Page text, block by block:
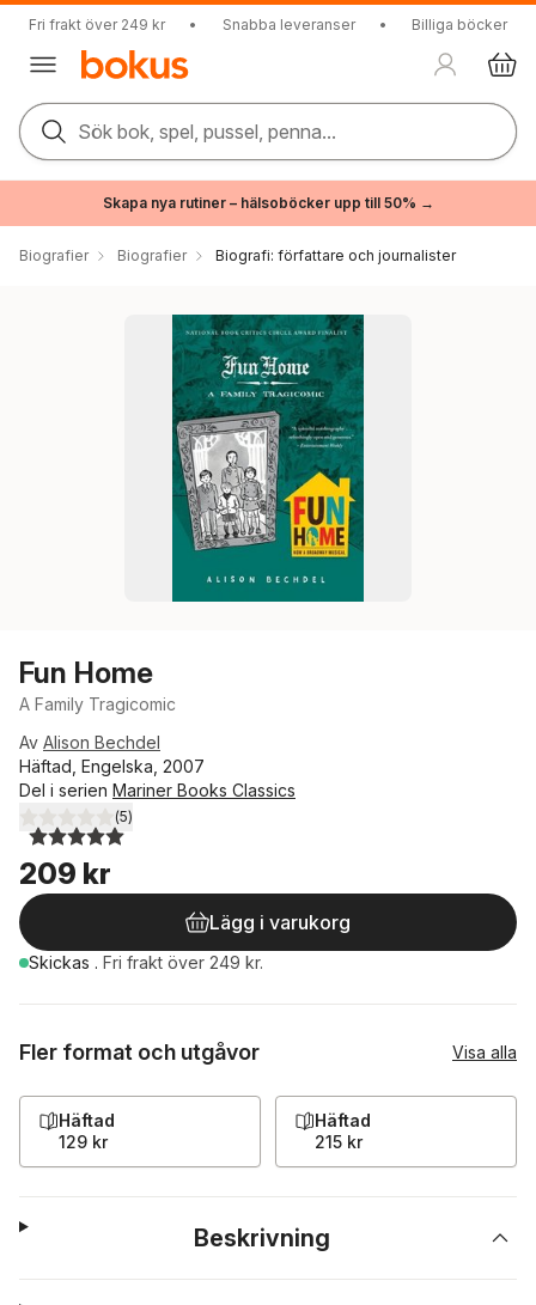
Fri frakt över 249 kr • Snabba leveranser • Billiga böcker
Sök bok, spel, pussel, penna...
Skapa nya rutiner – hälsoböcker upp till 50% →
Biografier Biografier Biografi: författare och journalister
Fun Home
A Family Tragicomic
Av Alison Bechdel
Häftad, Engelska, 2007
Del i serien Mariner Books Classics
5,0utav 5 stjärnor. Totalt antal röster:
(5)
209 kr
Lägg i varukorg
Skickas . Fri frakt över 249 kr.
Fler format och utgåvor Visa alla
Häftad
129 kr
Häftad
215 kr
Beskrivning